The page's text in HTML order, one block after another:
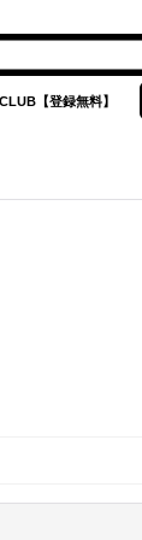
【登録無料】